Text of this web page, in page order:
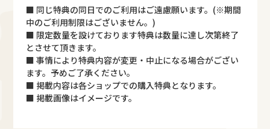
■ 同じ特典の同日でのご利用はご遠慮願います。(※期間
中のご利用制限はございません。)
■ 限定数量を設けております特典は数量に達し次第終了
とさせて頂きます。
■ 事情により特典内容が変更・中止になる場合がござい
ます。予めご了承ください。
■ 掲載内容は各ショップでの購入特典となります。
■ 掲載画像はイメージです。